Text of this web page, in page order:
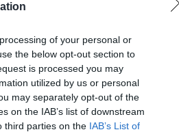
of your personal or
the below opt-out section to
is processed you may
utilized by us or personal
may separately opt-out of the
on the IAB’s list of downstream
third parties on the IAB’s List of
και